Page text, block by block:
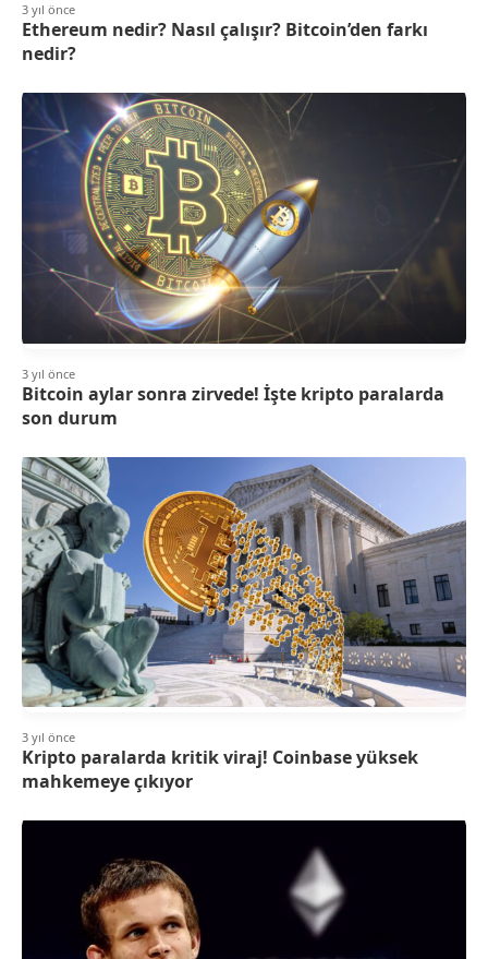
3 yıl önce
Ethereum nedir? Nasıl çalışır? Bitcoin’den farkı
nedir?
3 yıl önce
Bitcoin aylar sonra zirvede! İşte kripto paralarda
son durum
3 yıl önce
Kripto paralarda kritik viraj! Coinbase yüksek
mahkemeye çıkıyor